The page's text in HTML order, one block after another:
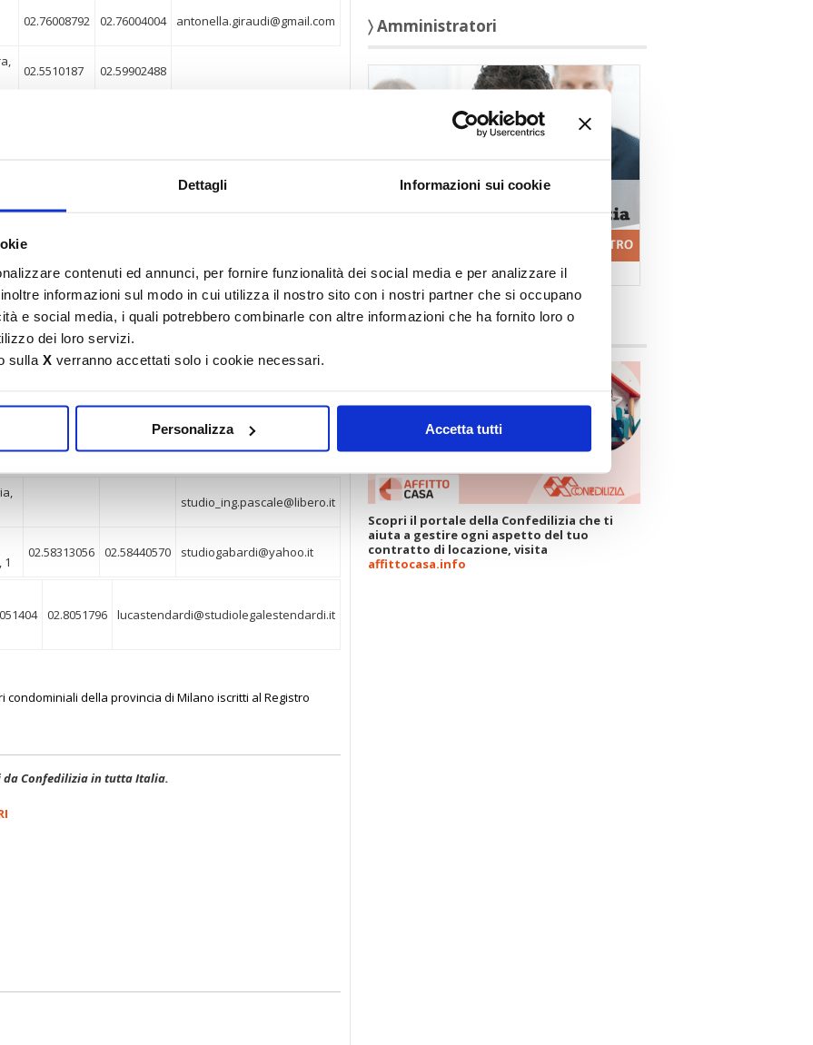
Dettagli Informazioni sui cookie
contenuti ed annunci, per fornire funzionalità dei social media e per analizzare il
informazioni sul modo in cui utilizza il nostro sito con i nostri partner che si occupano
e social media, i quali potrebbero combinarle con altre informazioni che ha fornito loro o
dei loro servizi.
sulla X verranno accettati solo i cookie necessari.
Personalizza Accetta tutti
02.76008792 02.76004004 antonella.giraudi@gmail.com
02.5510187 02.59902488
18 02.3450175 02.3452101
info@studiocanesi.it
Vecchia
02.8900711 g.currao@assoedilizia.mi.it
studio_ing.pascale@libero.it
1
02.58313056 02.58440570 studiogabardi@yahoo.it
02.8051796 lucastendardi@studiolegalestendardi.it
condominiali della provincia di Milano iscritti al Registro
da Confedilizia in tutta Italia.
〉 Amministratori
〉 affittocasa.info
Scopri il portale della Confedilizia che ti
aiuta a gestire ogni aspetto del tuo
contratto di locazione, visita
affittocasa.info